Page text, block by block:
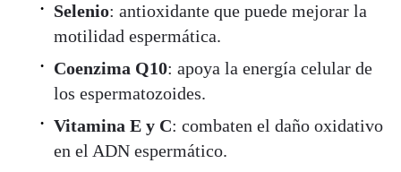
Selenio: antioxidante que puede mejorar la
motilidad espermática.
Coenzima Q10: apoya la energía celular de
los espermatozoides.
Vitamina E y C: combaten el daño oxidativo
en el ADN espermático.